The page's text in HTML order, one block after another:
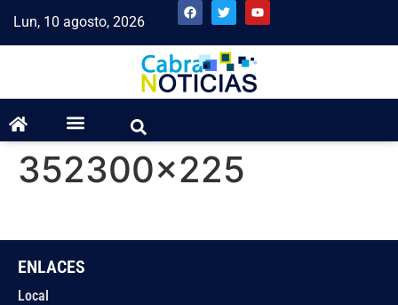
Lun, 10 agosto, 2026
352300×225
ENLACES
Local